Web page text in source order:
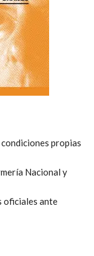
propias
Nacional y
oficiales ante